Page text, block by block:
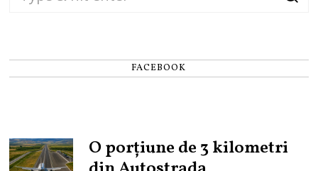
FACEBOOK
O porțiune de 3 kilometri